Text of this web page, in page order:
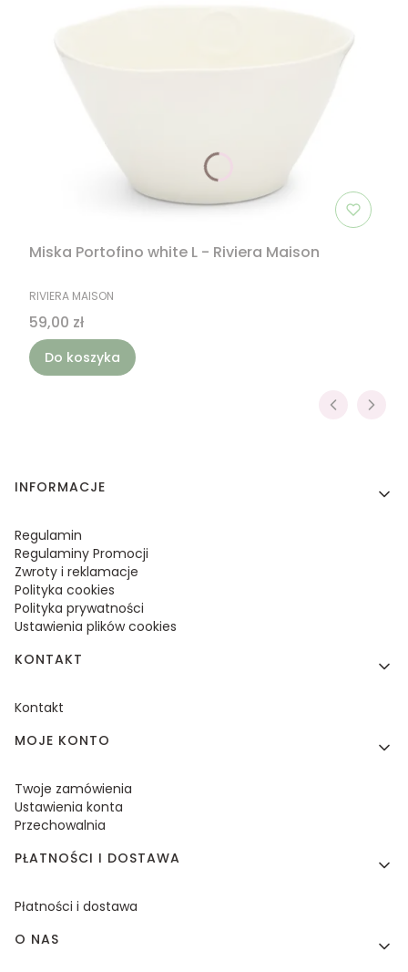
Miska Portofino white L - Riviera Maison
PRODUCENT
RIVIERA MAISON
Cena
59,00 zł
Do koszyka
Linki w stopce
INFORMACJE
Regulamin
Regulaminy Promocji
Zwroty i reklamacje
Polityka cookies
Polityka prywatności
Ustawienia plików cookies
KONTAKT
Kontakt
MOJE KONTO
Twoje zamówienia
Ustawienia konta
Przechowalnia
PŁATNOŚCI I DOSTAWA
Płatności i dostawa
O NAS